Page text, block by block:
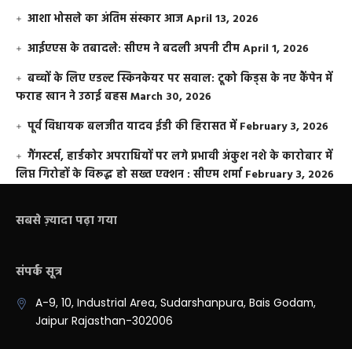
आशा भोसले का अंतिम संस्कार आजApril 13, 2026
आईएएस के तबादले: सीएम ने बदली अपनी टीमApril 1, 2026
बच्चों के लिए एडल्ट स्किनकेयर पर सवाल: टूको किड्स के नए कैंपेन में
फराह खान ने उठाई बहसMarch 30, 2026
पूर्व विधायक बलजीत यादव ईडी की हिरासत में February 3, 2026
गैंगस्टर्स, हार्डकोर अपराधियों पर लगे प्रभावी अंकुश नशे के कारोबार में
लिप्त गिरोहों के विरूद्ध हो सख्त एक्शन : सीएम शर्मा February 3, 2026
सबसे ज़्यादा पढ़ा गया
संपर्क सूत्र
A-9, 10, Industrial Area, Sudarshanpura, Bais Godam,
Jaipur Rajasthan-302006